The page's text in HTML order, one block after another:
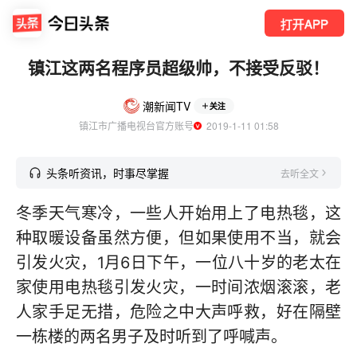
打开APP
镇江这两名程序员超级帅，不接受反驳！
潮新闻TV 关注
镇江市广播电视台官方账号
  2019-1-11 01:58
头条听资讯，时事尽掌握 去听全文
冬季天气寒冷，一些人开始用上了电热毯，这
种取暖设备虽然方便，但如果使用不当，就会
引发火灾，1月6日下午，一位八十岁的老太在
家使用电热毯引发火灾，一时间浓烟滚滚，老
人家手足无措，危险之中大声呼救，好在隔壁
一栋楼的两名男子及时听到了呼喊声。